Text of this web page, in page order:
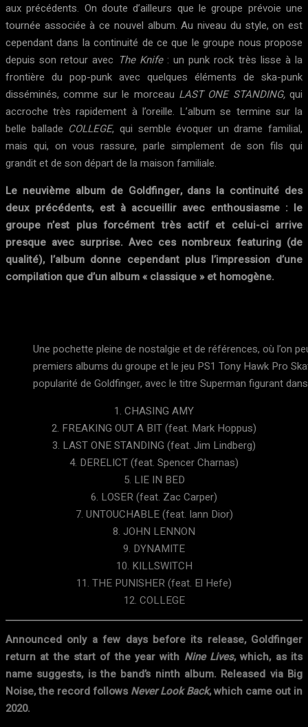
aux précédents. On doute d’ailleurs que le groupe prévoie une
tournée associée à ce nouvel album. Au niveau du style, on est
cependant dans la continuité de ce que le groupe nous propose
depuis son retour avec The Knife : un punk rock très lisse à la
frontière du pop-punk avec quelques éléments de ska-punk
disséminés, comme sur le morceau LAST ONE STANDING,qui
accroche très rapidement à l’oreille. L’album se termine sur la
belle ballade COLLEGE, qui semble évoquer un drame familial,
mais qui, on vous rassure, parle simplement de son fils qui
grandit et de son départ de la maison familiale.
Le neuvième album de Goldfinger, dans la continuité des
deux précédents, est à accueillir avec enthousiasme : le
groupe n’est plus forcément très actif et celui-ci arrive
presque avec surprise. Avec ces nombreux featuring (de
qualité), l’album donne cependant plus l’impression d’une
compilation que d’un album « classique » et homogène.
Une pochette pleine de nostalgie et de références, où l’on
premiers albums du groupe et le jeu PS1 Tony Hawk Pro
popularité de Goldfinger, avec le titre Superman figurant
1. CHASING AMY
2. FREAKING OUT A BIT (feat. Mark Hoppus)
3. LAST ONE STANDING (feat. Jim Lindberg)
4. DERELICT (feat. Spencer Charnas)
5. LIE IN BED
6. LOSER (feat. Zac Carper)
7. UNTOUCHABLE (feat. Iann Dior)
8. JOHN LENNON
9. DYNAMITE
10. KILLSWITCH
11. THE PUNISHER (feat. El Hefe)
12. COLLEGE
Announced only a few days before its release, Goldfinger
return at the start of the year with Nine Lives, which, as its
name suggests, is the band’s ninth album. Released via Big
Noise, the record follows Never Look Back, which came out in
2020.